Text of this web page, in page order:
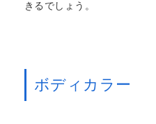
きるでしょう。
ボディカラー